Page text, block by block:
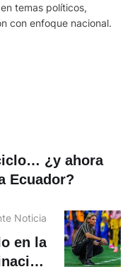
temas políticos,
con enfoque nacional.
¿y ahora
Ecuador?
Noticia
en la